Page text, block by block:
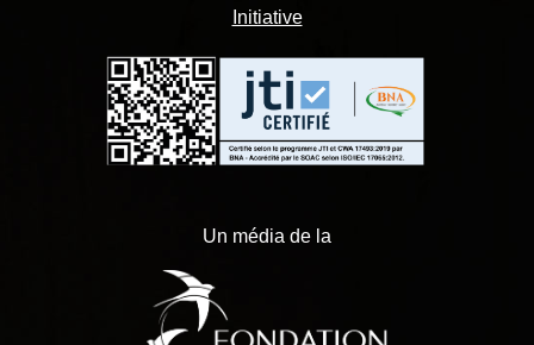
Initiative
Un média de la